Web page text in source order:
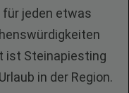
jeden etwas
ist Steinapiesting
in der Region.